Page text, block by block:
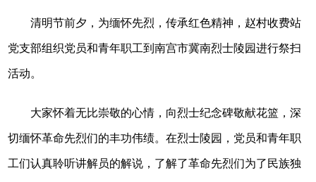
清明节前夕，为缅怀先烈，传承红色精神，赵村收费站
党支部组织党员和青年职工到南宫市冀南烈士陵园进行祭扫
活动。
大家怀着无比崇敬的心情，向烈士纪念碑敬献花篮，深
切缅怀革命先烈们的丰功伟绩。在烈士陵园，党员和青年职
工们认真聆听讲解员的解说，了解了革命先烈们为了民族独